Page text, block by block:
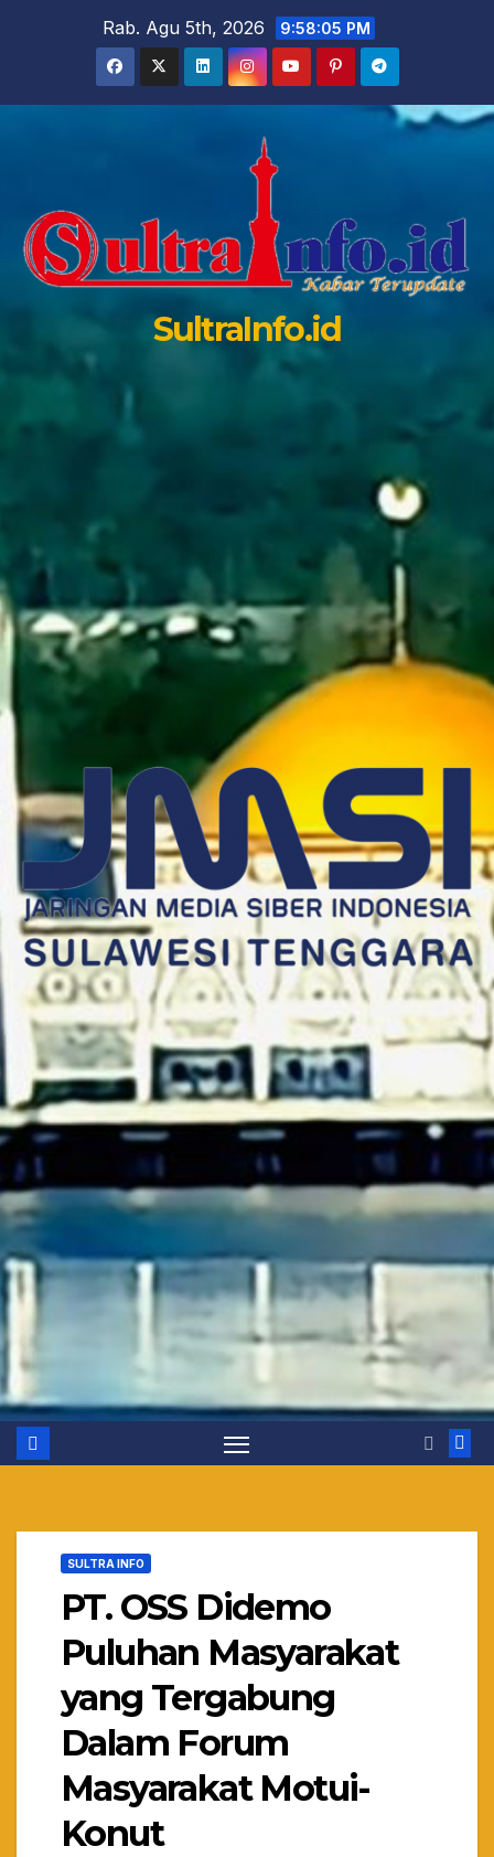
Rab. Agu 5th, 2026 9:58:07 PM
SultraInfo.id
SULTRA INFO
PT. OSS Didemo
Puluhan Masyarakat
yang Tergabung
Dalam Forum
Masyarakat Motui-
Konut